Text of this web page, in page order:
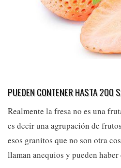
PUEDEN CONTENER HASTA 200
Realmente la fresa no es una
es decir una agrupación de
esos granitos que no son otra
llaman anequios y pueden